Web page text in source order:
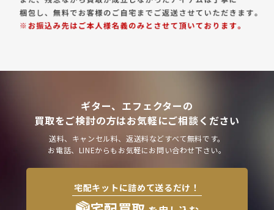
ギター、エフェクターの
買取をご検討の方はお気軽にご相談ください
送料、キャンセル料、返送料などすべて無料です。
お電話、LINEからもお気軽にお問い合わせ下さい。
宅配キットに詰めて送るだけ！